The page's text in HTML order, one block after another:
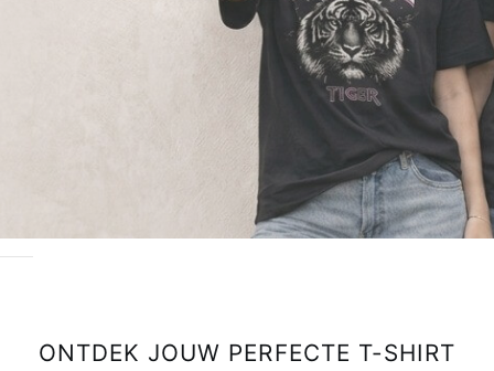
ONTDEK JOUW PERFECTE T-SHIRT